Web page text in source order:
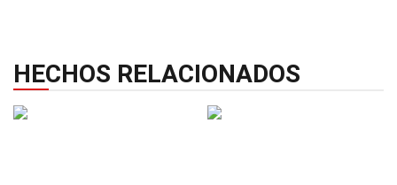
HECHOS RELACIONADOS